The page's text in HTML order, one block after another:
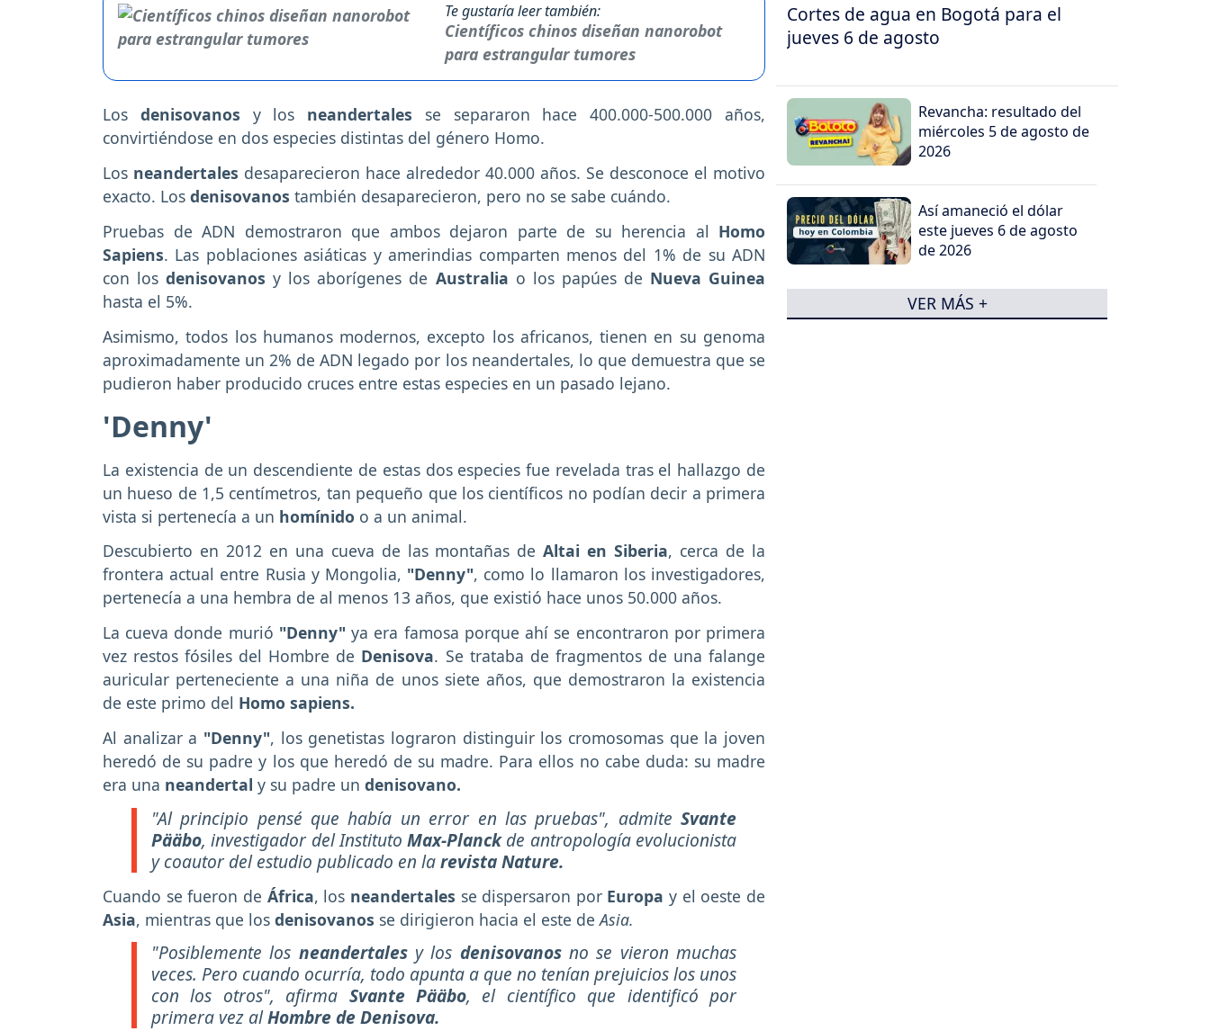
Te gustaría leer también:
Científicos chinos diseñan nanorobot
para estrangular tumores
Los denisovanos y los neandertales se separaron hace 400.000-500.000 años,
convirtiéndose en dos especies distintas del género Homo.
Los neandertales desaparecieron hace alrededor 40.000 años. Se desconoce el motivo
exacto. Los denisovanos también desaparecieron, pero no se sabe cuándo.
Pruebas de ADN demostraron que ambos dejaron parte de su herencia al Homo
Sapiens. Las poblaciones asiáticas y amerindias comparten menos del 1% de su ADN
con losdenisovanosy los aborígenes de Australia o los papúes de Nueva Guinea
hasta el 5%.
Asimismo, todos los humanos modernos, excepto los africanos, tienen en su genoma
aproximadamente un 2% de ADN legado por los neandertales, lo que demuestra que se
pudieron haber producido cruces entre estas especies en un pasado lejano.
'Denny'
La existencia de un descendiente de estas dos especies fue revelada tras el hallazgo de
un hueso de 1,5 centímetros, tan pequeño que los científicos no podían decir a primera
vista si pertenecía a un homínido o a un animal.
Descubierto en 2012 en una cueva de las montañas deAltai en Siberia, cerca de la
frontera actual entre Rusia y Mongolia, "Denny", como lo llamaron los investigadores,
pertenecía a una hembra de al menos 13 años, que existió hace unos 50.000 años.
La cueva donde murió "Denny" ya era famosa porque ahí se encontraron por primera
vez restos fósiles del Hombre de Denisova. Se trataba de fragmentos de una falange
auricular perteneciente a una niña de unos siete años, que demostraron la existencia
de este primo del Homo sapiens.
Al analizar a "Denny", los genetistas lograron distinguir los cromosomas que la joven
heredó de su padre y los que heredó de su madre. Para ellos no cabe duda: su madre
era una neandertal y su padre un denisovano.
"Al principio pensé que había un error en las pruebas", admite Svante
Pääbo, investigador del InstitutoMax-Planckde antropología evolucionista
y coautor del estudio publicado en larevista Nature.
Cuando se fueron de África, los neandertales se dispersaron por Europay el oeste de
Asia, mientras que los denisovanos se dirigieron hacia el este deAsia.
"Posiblemente los neandertales y los denisovanosno se vieron muchas
veces. Pero cuando ocurría, todo apunta a que no tenían prejuicios los unos
con los otros", afirma Svante Pääbo, el científico que identificó por
primera vez alHombre de Denisova.
Cortes de agua en Bogotá para el
jueves 6 de agosto
Revancha: resultado del
miércoles 5 de agosto de
2026
Así amaneció el dólar
este jueves 6 de agosto
de 2026
VER MÁS +